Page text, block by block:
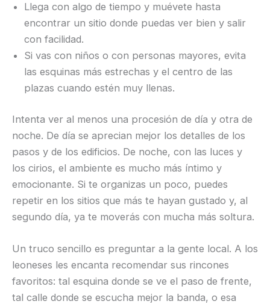
Llega con algo de tiempo y muévete hasta
encontrar un sitio donde puedas ver bien y salir
con facilidad.
Si vas con niños o con personas mayores, evita
las esquinas más estrechas y el centro de las
plazas cuando estén muy llenas.
Intenta ver al menos una procesión de día y otra de
noche. De día se aprecian mejor los detalles de los
pasos y de los edificios. De noche, con las luces y
los cirios, el ambiente es mucho más íntimo y
emocionante. Si te organizas un poco, puedes
repetir en los sitios que más te hayan gustado y, al
segundo día, ya te moverás con mucha más soltura.
Un truco sencillo es preguntar a la gente local. A los
leoneses les encanta recomendar sus rincones
favoritos: tal esquina donde se ve el paso de frente,
tal calle donde se escucha mejor la banda, o esa